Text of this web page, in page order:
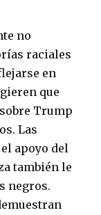
no
raciales
en
que
Trump
Las
apoyo del
también le
negros.